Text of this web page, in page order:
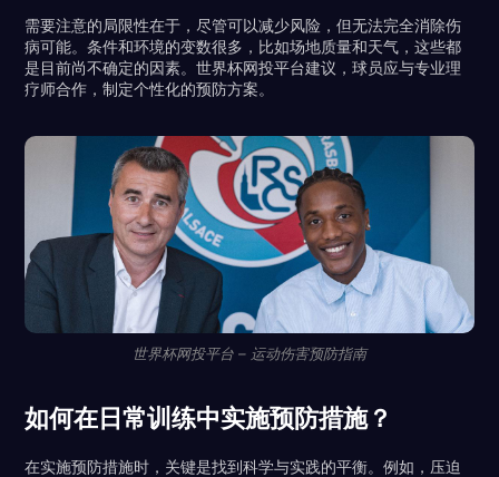
需要注意的局限性在于，尽管可以减少风险，但无法完全消除伤
病可能。条件和环境的变数很多，比如场地质量和天气，这些都
是目前尚不确定的因素。世界杯网投平台建议，球员应与专业理
疗师合作，制定个性化的预防方案。
世界杯网投平台 – 运动伤害预防指南
如何在日常训练中实施预防措施？
在实施预防措施时，关键是找到科学与实践的平衡。例如，压迫